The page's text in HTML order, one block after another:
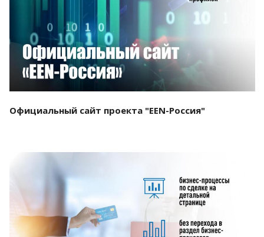
Смотреть проект
Официальный сайт проекта "EEN-Россия"